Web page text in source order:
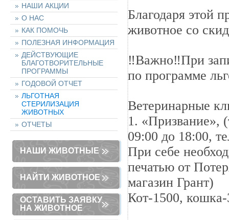
НАШИ АКЦИИ
О НАС
КАК ПОМОЧЬ
ПОЛЕЗНАЯ ИНФОРМАЦИЯ
ДЕЙСТВУЮЩИЕ
БЛАГОТВОРИТЕЛЬНЫЕ
ПРОГРАММЫ
ГОДОВОЙ ОТЧЕТ
ЛЬГОТНАЯ
СТЕРИЛИЗАЦИЯ
ЖИВОТНЫХ
ОТЧЕТЫ
НАШИ ЖИВОТНЫЕ
НАЙТИ ЖИВОТНОЕ
ОСТАВИТЬ ЗАЯВКУ
НА ЖИВОТНОЕ
Благодаря этой
животное со
‼Важно‼При
по программе
Ветеринарные
1. «Призвание»,
09:00 до 18:00,
При себе
печатью от
магазин Грант)
Кот-1500,